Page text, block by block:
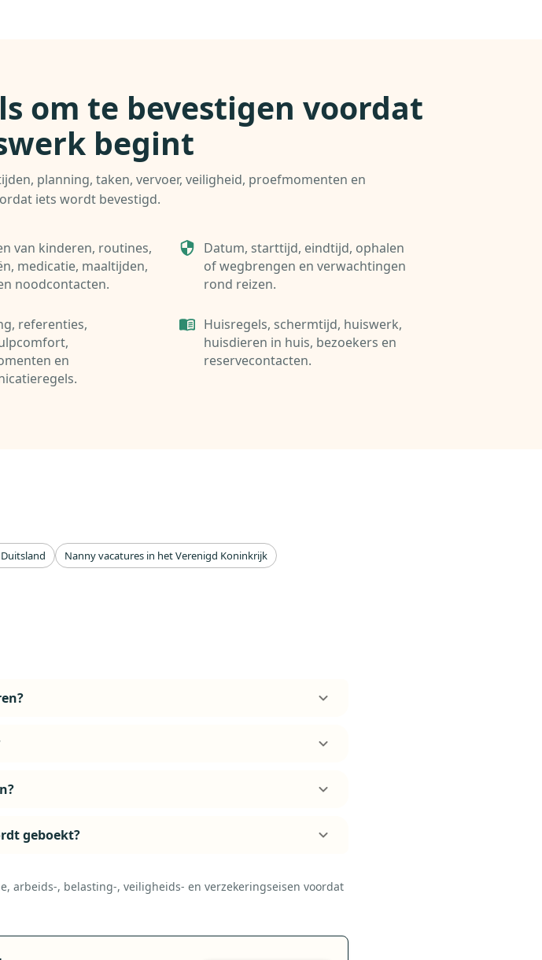
om te bevestigen voordat
begint
planning, taken, vervoer, veiligheid, proefmomenten en
iets wordt bevestigd.
van kinderen, routines,
medicatie, maaltijden,
noodcontacten.
Datum, starttijd, eindtijd, ophalen
of wegbrengen en verwachtingen
rond reizen.
referenties,
en
Huisregels, schermtijd, huiswerk,
huisdieren in huis, bezoekers en
reservecontacten.
Nanny vacatures in het Verenigd Koninkrijk
geboekt?
arbeids-, belasting-, veiligheids- en verzekeringseisen voordat